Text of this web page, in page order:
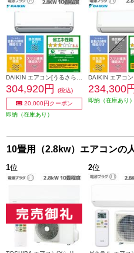
304,920円
(税込)
20,000円クーポン
即納（在庫あり）
234,300
即納（在庫あり）
10畳用（2.8kw）エアコンの
1位 2位